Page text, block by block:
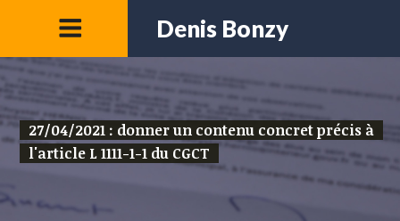
Denis Bonzy
27/04/2021 : donner un contenu concret précis à
l'article L 1111-1-1 du CGCT